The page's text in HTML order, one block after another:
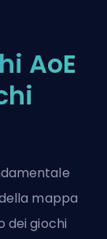
AoE
mappa
dei giochi